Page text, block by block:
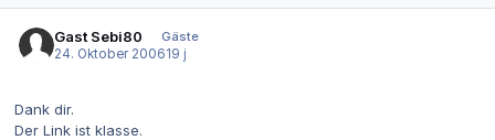
Gast Sebi80
Gäste
24. Oktober 200619 j
Dank dir.
Der Link ist klasse.